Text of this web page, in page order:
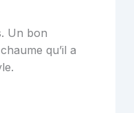
Un bon
qu’il a